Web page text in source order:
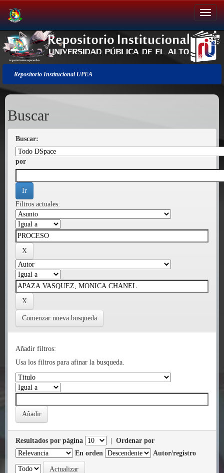
Salir
de
la
navegación
Repositorio Institucional UPEA
Buscar
Buscar:
por
Filtros actuales:
Comenzar nueva busqueda
Añadir filtros:
Usa los filtros para afinar la busqueda.
Resultados por página
Ordenar por
En orden
Autor/registro